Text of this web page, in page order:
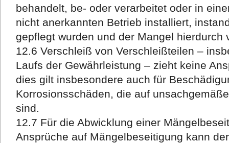
behandelt, be- oder verarbeitet oder in
nicht anerkannten Betrieb installiert,
gepflegt wurden und der Mangel hierdurch
12.6 Verschleiß von Verschleißteilen –
Laufs der Gewährleistung – zieht keine
dies gilt insbesondere auch für
Korrosionsschäden, die auf
sind.
12.7 Für die Abwicklung einer
Ansprüche auf Mängelbeseitigung kann